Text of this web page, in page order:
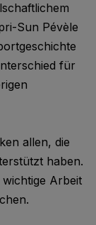
Sun Pévèle
für
allen, die
haben.
Arbeit